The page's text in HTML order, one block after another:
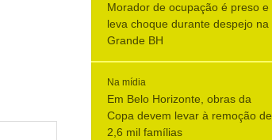
Morador de ocupação é preso e
leva choque durante despejo na
Grande BH
Na mídia
Em Belo Horizonte, obras da
Copa devem levar à remoção de
2,6 mil famílias